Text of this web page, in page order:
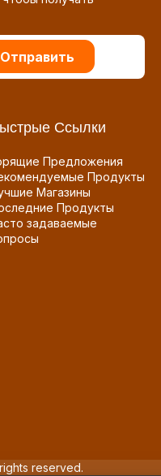
Отправить
Ссылки
Предложения
Продукты
Магазины
Продукты
задаваемые
reserved.